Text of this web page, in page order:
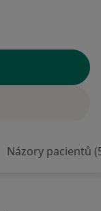
Názory pacientů